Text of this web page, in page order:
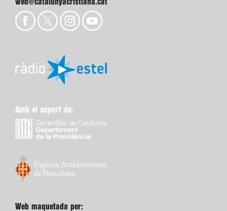
web@catalunyacristiana.cat
Amb el suport de:
Web maquetada per: